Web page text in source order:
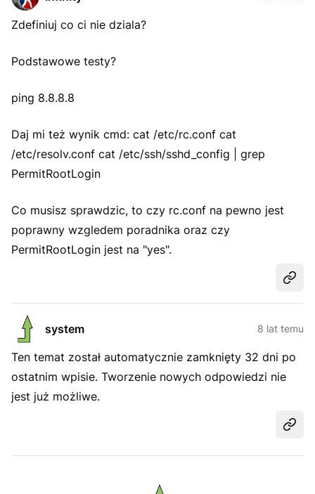
Zdefiniuj co ci nie dziala?
Podstawowe testy?
ping 8.8.8.8
Daj mi też wynik cmd: cat /etc/rc.conf cat
/etc/resolv.conf cat /etc/ssh/sshd_config | grep
PermitRootLogin
Co musisz sprawdzic, to czy rc.conf na pewno jest
poprawny wzgledem poradnika oraz czy
PermitRootLogin jest na "yes".
system 8 lat temu
Ten temat został automatycznie zamknięty 32 dni po
ostatnim wpisie. Tworzenie nowych odpowiedzi nie
jest już możliwe.